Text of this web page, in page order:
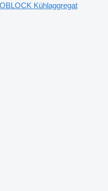
Kühlaggregat